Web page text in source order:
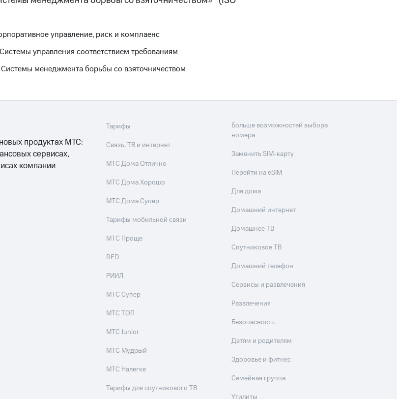
управление, риск и комплаенс
управления соответствием требованиям
менеджмента борьбы со взяточничеством
продуктах МТС:
сервисах,
компании
Тарифы
Связь, ТВ и интернет
МТС Дома Отлично
МТС Дома Хорошо
МТС Дома Супер
Тарифы мобильной связи
МТС Проще
RED
РИИЛ
МТС Супер
МТС ТОП
МТС Junior
МТС Мудрый
МТС Налегке
Тарифы для спутникового ТВ
Больше возможностей выбора
номера
Заменить SIM-карту
Перейти на eSIM
Для дома
Домашний интернет
Домашнее ТВ
Спутниковое ТВ
Домашний телефон
Сервисы и развлечения
Развлечения
Безопасность
Детям и родителям
Здоровье и фитнес
Семейная группа
Утилиты